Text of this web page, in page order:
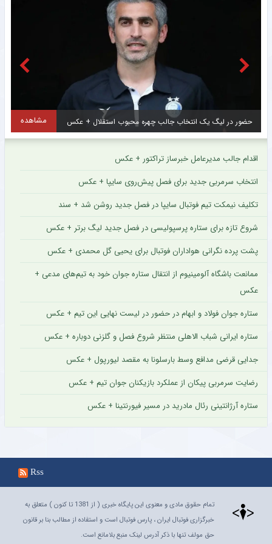
عجیب اما واقعی؛ دیس‌بک محمدرضا گلزار به کریس رونالدو + عکس مشاهده
اقدام جالب مدیرعامل خبرساز تراکتور + عکس
انتخاب سرمربی جدید برای فصل پیش‌روی سایپا + عکس
تکلیف نیمکت تیم فوتبال سایپا در فصل جدید روشن شد + سند
شروع تازه برای ستاره پرسپولیسی در فصل جدید لیگ برتر + عکس
پشت پرده نگرانی هواداران فوتبال برای یحیی گل محمدی + عکس
ممانعت باشگاه آلومینیوم از انتقال ستاره جوان خود به تیم‌های مدعی +
عکس
ستاره جوان فولاد و ابهام در حضور در لیست نهایی این تیم + عکس
ستاره ایرانی شباب الاهلی منتظر شروع فصل و گلزنی دوباره + عکس
جدایی قرضی مدافع وسط بارسلونا به مقصد لیورپول + عکس
رضایت سرمربی پیکان از عملکرد بازیکنان جوان تیم + عکس
ستاره آرژانتینی رئال مادرید در مسیر فیورنتینا + عکس
Rss
تمام حقوق مادی و معنوی این پایگاه خبری ( از 1381 تا کنون ) متعلق به
خبرگزاری فوتبال ایران ، پارس فوتبال است و استفاده از مطالب بنا بر قانون
حق مولف تنها با ذکر آدرس لینک منبع بلامانع است.